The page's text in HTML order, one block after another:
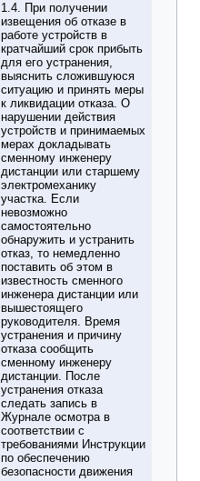
1.4. При получении
извещения об отказе в
работе устройств в
кратчайший срок прибыть
для его устранения,
выяснить сложившуюся
ситуацию и принять меры
к ликвидации отказа. О
нарушении действия
устройств и принимаемых
мерах докладывать
сменному инженеру
дистанции или старшему
электромеханику
участка. Если
невозможно
самостоятельно
обнаружить и устранить
отказ, то немедленно
поставить об этом в
известность сменного
инженера дистанции или
вышестоящего
руководителя. Время
устранения и причину
отказа сообщить
сменному инженеру
дистанции. После
устранения отказа
следать запись в
Журнале осмотра в
соответствии с
требованиями Инструкции
по обеспечению
безопасности движения